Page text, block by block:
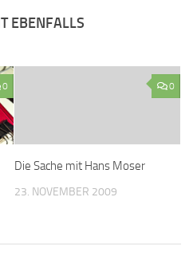
EBENFALLS
0 0
Die Sache mit Hans Moser
23. NOVEMBER 2009